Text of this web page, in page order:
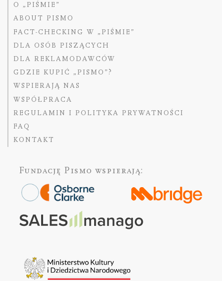
O „PIŚMIE”
ABOUT PISMO
FACT-CHECKING W „PIŚMIE”
DLA OSÓB PISZĄCYCH
DLA REKLAMODAWCÓW
GDZIE KUPIĆ „PISMO”?
WSPIERAJĄ NAS
WSPÓŁPRACA
REGULAMIN I POLITYKA PRYWATNOŚCI
FAQ
KONTAKT
Fundację Pismo wspierają: